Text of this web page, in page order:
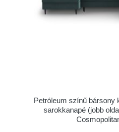
Petróleum színű bársony
sarokkanapé (jobb